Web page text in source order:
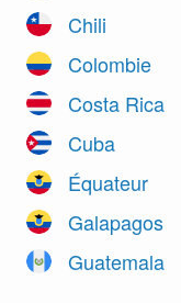
Chili
Colombie
Costa Rica
Cuba
Équateur
Galapagos
Guatemala